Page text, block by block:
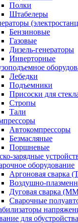
Полки
Штабелеры
Бензиновые
Газовые
Дизель-генераторы
Инверторные
Лебедки
Подъемники
Присоски для
Стропы
Тали
Автокомпрессоры
Безмасляные
Поршневые
зарядные
оборудование
Аргоновая сварка
Воздушно-
Дуговая сварка
Сварочные
для